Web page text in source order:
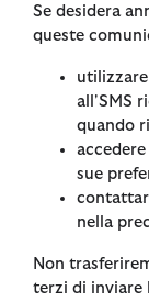
Se desidera
queste
all'SMS
quando
sue
nella
Non
terzi di inviare